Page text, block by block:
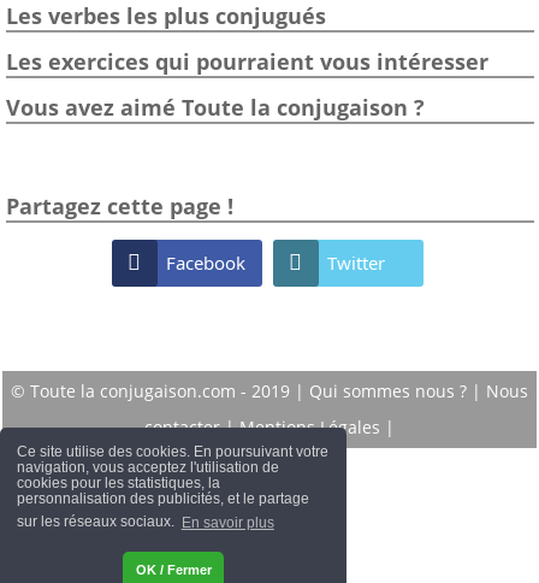
Ce site utilise des cookies. En poursuivant votre
navigation, vous acceptez l'utilisation de
cookies pour les statistiques, la
personnalisation des publicités, et le partage
sur les réseaux sociaux. En savoir plus
OK / Fermer
Les verbes les plus conjugués
Les exercices qui pourraient vous intéresser
Vous avez aimé Toute la conjugaison ?
Partagez cette page !
 Facebook  Twitter
© Toute la conjugaison.com - 2019 | Qui sommes nous ? | Nous
contacter|Mentions Légales |